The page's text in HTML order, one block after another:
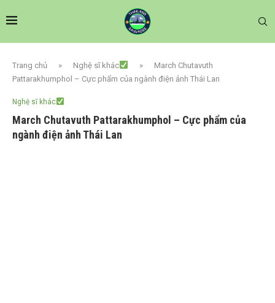
Trang chủ » Nghệ sĩ khác »
March Chutavuth
Pattarakhumphol – Cực phẩm của ngành điện ảnh Thái Lan
Nghệ sĩ khác
March Chutavuth Pattarakhumphol – Cực phẩm của
ngành điện ảnh Thái Lan